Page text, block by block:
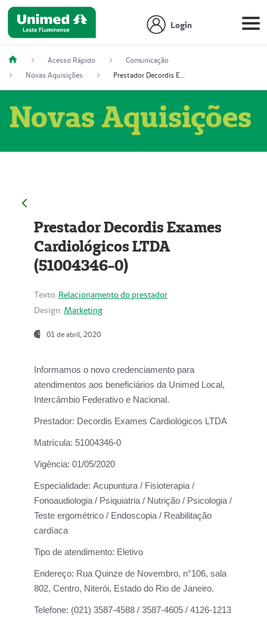
Login
Acesso Rápido
Comunicação
Novas Aquisições
Prestador Decordis Exames Cardiológicos LTDA (51004346-0)
Novas Aquisições
Prestador Decordis Exames
Cardiológicos LTDA
(51004346-0)
Texto: Relacionamento do prestador
Design: Marketing
01 de abril, 2020
Informamos o novo credenciamento para
atendimentos aos beneficiários da Unimed Local,
Intercâmbio Federativo e Nacional.
Prestador: Decordis Exames Cardiológicos LTDA
Matrícula: 51004346-0
Vigência: 01/05/2020
Especialidade: Acupuntura / Fisioterapia /
Fonoaudiologia / Psiquiatria / Nutrição / Psicologia /
Teste ergométrico / Endoscopia / Reabilitação
cardíaca
Tipo de atendimento: Eletivo
Endereço: Rua Quinze de Novembro, n°106, sala
802, Centro, Niterói, Estado do Rio de Janeiro.
Telefone: (021) 3587-4588 / 3587-4605 / 4126-1213